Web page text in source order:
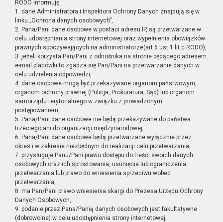
RODO informuję:
1. dane Administratora i Inspektora Ochrony Danych znajdują się w
linku „Ochrona danych osobowych”,
2. Pana/Pani dane osobowe w postaci adresu IP, są przetwarzane w
celu udostępniania strony internetowej oraz wypełnienia obowiązków
prawnych spoczywających na administratorze(art.6 ust.1 lit.c RODO),
3. jeżeli korzysta Pan/Pani z odnośnika na stronie będącego adresem
e-mail placówki to zgadza się Pan/Pani na przetwarzanie danych w
celu udzielenia odpowiedzi,
4. dane osobowe mogą być przekazywane organom państwowym,
organom ochrony prawnej (Policja, Prokuratura, Sąd) lub organom
samorządu terytorialnego w związku z prowadzonym
postępowaniem,
5. Pana/Pani dane osobowe nie będą przekazywane do państwa
trzeciego ani do organizacji międzynarodowej,
6. Pana/Pani dane osobowe będą przetwarzane wyłącznie przez
okres i w zakresie niezbędnym do realizacji celu przetwarzania,
7. przysługuje Panu/Pani prawo dostępu do treści swoich danych
osobowych oraz ich sprostowania, usunięcia lub ograniczenia
przetwarzania lub prawo do wniesienia sprzeciwu wobec
przetwarzania,
8. ma Pan/Pani prawo wniesienia skargi do Prezesa Urzędu Ochrony
Danych Osobowych,
9. podanie przez Pana/Panią danych osobowych jest fakultatywne
(dobrowolne) w celu udostępnienia strony internetowej,